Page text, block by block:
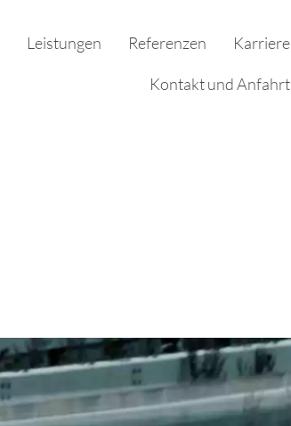
Leistungen Referenzen Karriere
Kontakt und Anfahrt